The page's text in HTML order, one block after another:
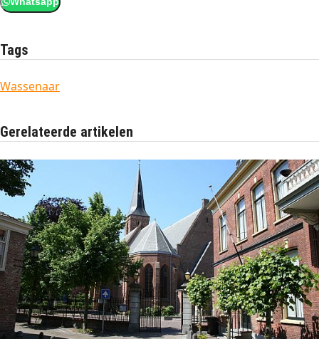
Tags
Wassenaar
Gerelateerde artikelen